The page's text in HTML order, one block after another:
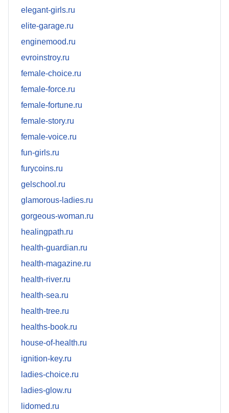
elegant-girls.ru
elite-garage.ru
enginemood.ru
evroinstroy.ru
female-choice.ru
female-force.ru
female-fortune.ru
female-story.ru
female-voice.ru
fun-girls.ru
furycoins.ru
gelschool.ru
glamorous-ladies.ru
gorgeous-woman.ru
healingpath.ru
health-guardian.ru
health-magazine.ru
health-river.ru
health-sea.ru
health-tree.ru
healths-book.ru
house-of-health.ru
ignition-key.ru
ladies-choice.ru
ladies-glow.ru
lidomed.ru